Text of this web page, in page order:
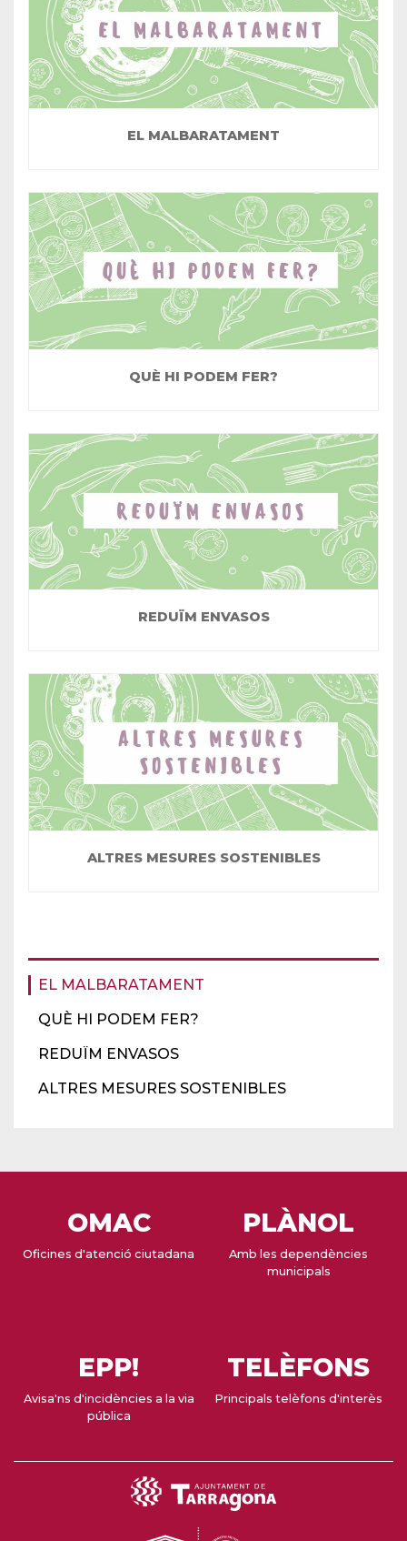
EL MALBARATAMENT
QUÈ HI PODEM FER?
REDUÏM ENVASOS
ALTRES MESURES SOSTENIBLES
EL MALBARATAMENT
QUÈ HI PODEM FER?
REDUÏM ENVASOS
ALTRES MESURES SOSTENIBLES
OMAC
Oficines d'atenció ciutadana
PLÀNOL
Amb les dependències
municipals
EPP!
Avisa'ns d'incidències a la via
pública
TELÈFONS
Principals telèfons d'interès